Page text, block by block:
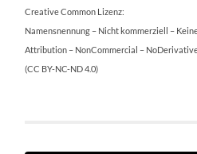
Creative Common Lizenz:
Namensnennung – Nicht kommerziell –
Attribution – NonCommercial –
(CC BY-NC-ND 4.0)